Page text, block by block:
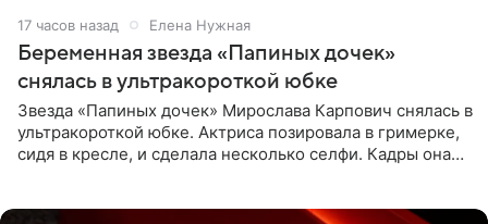
17 часов назад Елена Нужная
Беременная звезда «Папиных дочек»
снялась в ультракороткой юбке
Звезда «Папиных дочек» Мирослава Карпович снялась в
ультракороткой юбке. Актриса позировала в гримерке,
сидя в кресле, и сделала несколько селфи. Кадры она